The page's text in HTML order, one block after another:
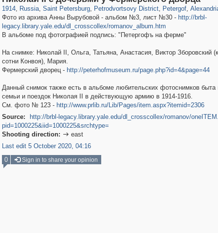
1914, Russia, Saint Petersburg, Petrodvortsovy District, Petergof,
Фото из архива Анны Вырубовой - альбом №3, лист №30 - http://brbl-
legacy.library.yale.edu/dl_crosscollex/romanov_album.htm
В альбоме под фотографией подпись: "Петергофъ на ферме"
На снимке: Николай II, Ольга, Татьяна, Анастасия, Виктор Зборовский
сотни Конвоя), Мария.
Фермерский дворец - http://peterhofmuseum.ru/page.php?id=4&page=44
Данный снимок также есть в альбоме любительских фотоснимков быта
семьи и поездок Николая II в действующую армию в 1914-1916.
См. фото № 123 - http://www.prlib.ru/Lib/Pages/item.aspx?itemid=2306
Source:
http://brbl-legacy.library.yale.edu/dl_crosscollex/romanov/
pid=1000225&iid=1000225&srchtype=
Shooting direction:  east
Last edit 5 October 2020, 04:16
0
Sign in to share your opinion